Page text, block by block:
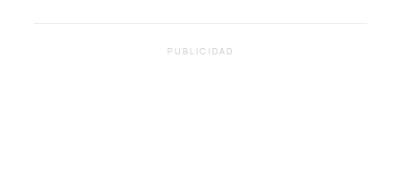
PUBLICIDAD